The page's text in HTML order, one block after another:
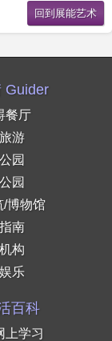
餐厅
游
园
园
/博物馆
南
构
乐
百科
上学习